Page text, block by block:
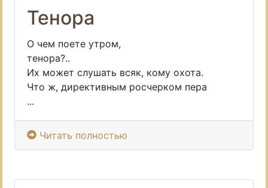
Тенора
О чем поете утром,
тенора?..
Их может слушать всяк, кому охота.
Что ж, директивным росчерком пера
...
Читать полностью